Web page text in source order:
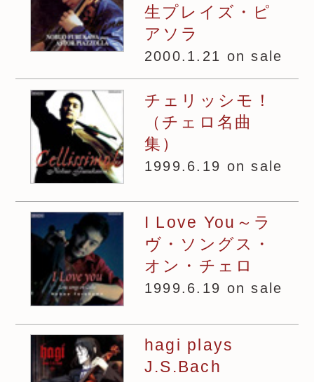
生プレイズ・ピ
アソラ
2000.1.21 on sale
チェリッシモ！
（チェロ名曲
集）
1999.6.19 on sale
I Love You～ラ
ヴ・ソングス・
オン・チェロ
1999.6.19 on sale
hagi plays
J.S.Bach